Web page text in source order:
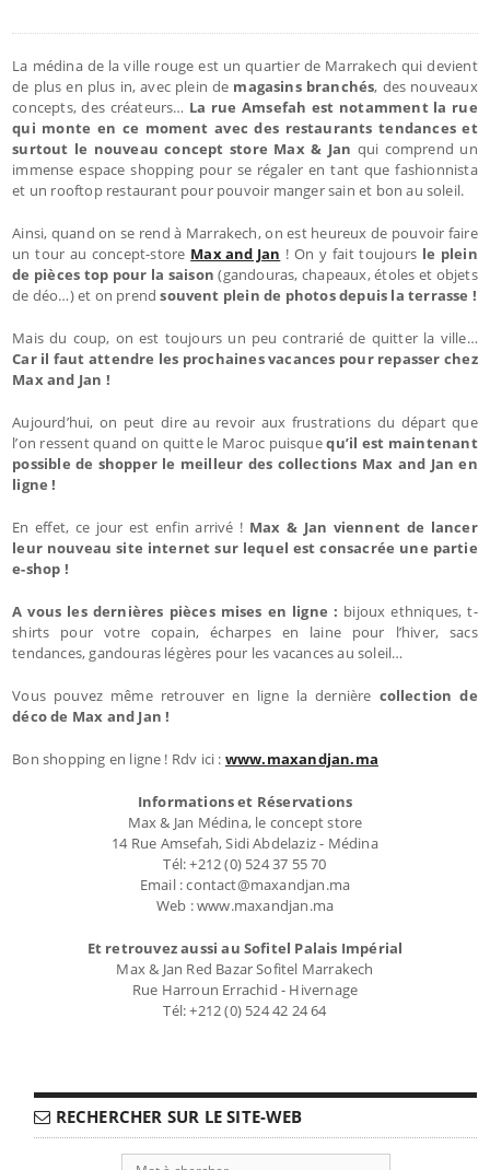
La médina de la ville rouge est un quartier de Marrakech qui devient
de plus en plus in, avec plein de magasins branchés, des nouveaux
concepts, des créateurs… La rue Amsefah est notamment la rue
qui monte en ce moment avec des restaurants tendances et
surtout le nouveau concept store Max & Jan qui comprend un
immense espace shopping pour se régaler en tant que fashionnista
et un rooftop restaurant pour pouvoir manger sain et bon au soleil.
Ainsi, quand on se rend à Marrakech, on est heureux de pouvoir faire
un tour au concept-store Max and Jan ! On y fait toujours le plein
de pièces top pour la saison (gandouras, chapeaux, étoles et objets
de déo…) et on prendsouvent plein de photos depuis la terrasse !
Mais du coup, on est toujours un peu contrarié de quitter la ville…
Car il faut attendre les prochaines vacances pour repasser chez
Max and Jan !
Aujourd’hui, on peut dire au revoir aux frustrations du départ que
l’on ressent quand on quitte le Maroc puisquequ’il est maintenant
possible de shopper le meilleur des collections Max and Jan en
ligne !
En effet, ce jour est enfin arrivé ! Max & Jan viennent de lancer
leur nouveau site internet sur lequel est consacrée une partie
e-shop !
A vous les dernières pièces mises en ligne : bijoux ethniques, t-
shirts pour votre copain, écharpes en laine pour l’hiver, sacs
tendances, gandouras légères pour les vacances au soleil…
Vous pouvez même retrouver en ligne la dernière collection de
déco de Max and Jan !
Bon shopping en ligne ! Rdv ici : www.maxandjan.ma
Informations et Réservations
Max & Jan Médina, le concept store
14 Rue Amsefah, Sidi Abdelaziz - Médina
Tél: +212 (0) 524 37 55 70
Email : contact@maxandjan.ma
Web : www.maxandjan.ma
Et retrouvez aussi au Sofitel Palais Impérial
Max & Jan Red Bazar Sofitel Marrakech
Rue Harroun Errachid - Hivernage
Tél: +212 (0) 524 42 24 64
RECHERCHER SUR LE SITE-WEB